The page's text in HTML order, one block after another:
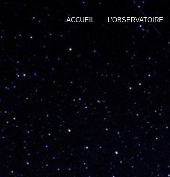
ACCUEIL L’OBSERVATOIRE